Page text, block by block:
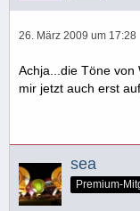
26. März 2009 um 17:28
Achja...die Töne von
mir jetzt auch erst
sea
Premium-